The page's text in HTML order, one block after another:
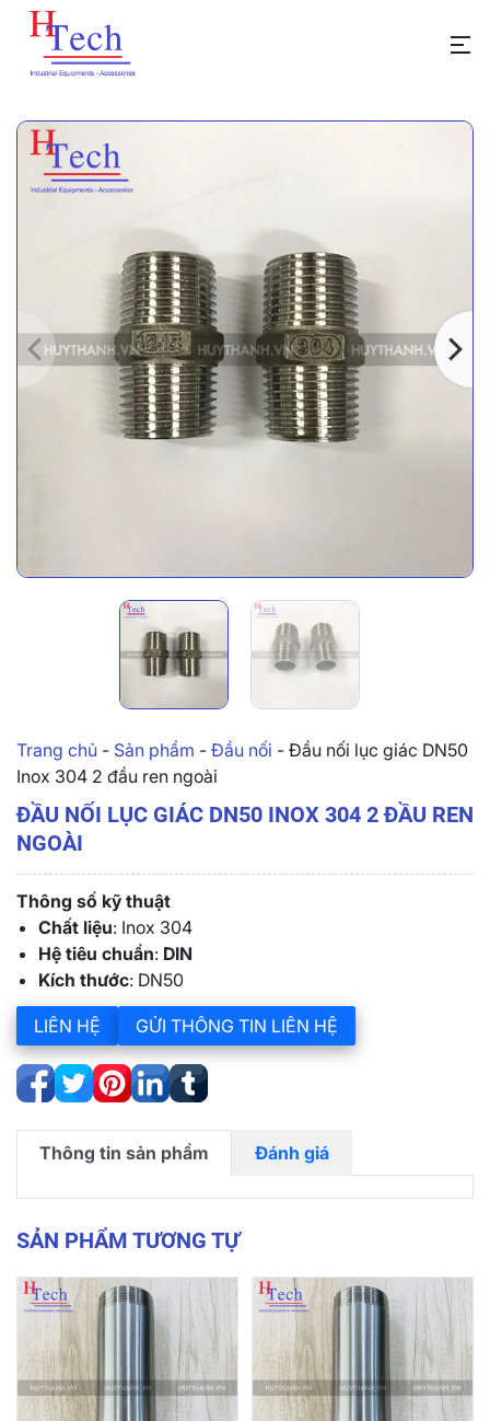
Trang chủ - Sản phẩm - Đầu nối - Đầu nối lục giác DN50
Inox 304 2 đầu ren ngoài
ĐẦU NỐI LỤC GIÁC DN50 INOX 304 2 ĐẦU REN
NGOÀI
Thông số kỹ thuật
Chất liệu: Inox 304
Hệ tiêu chuẩn: DIN
Kích thước: DN50
LIÊN HỆ GỬI THÔNG TIN LIÊN HỆ
Thông tin sản phẩm Đánh giá
SẢN PHẨM TƯƠNG TỰ